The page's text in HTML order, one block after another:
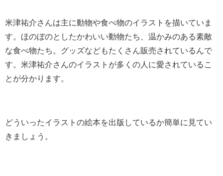
米津祐介さんは主に動物や食べ物のイラストを描いていま
す。ほのぼのとしたかわいい動物たち、温かみのある素敵
な食べ物たち。グッズなどもたくさん販売されているんで
す。米津祐介さんのイラストが多くの人に愛されているこ
とが分かります。
どういったイラストの絵本を出版しているか簡単に見てい
きましょう。